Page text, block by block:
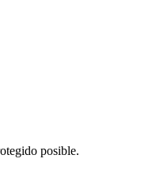
posible.